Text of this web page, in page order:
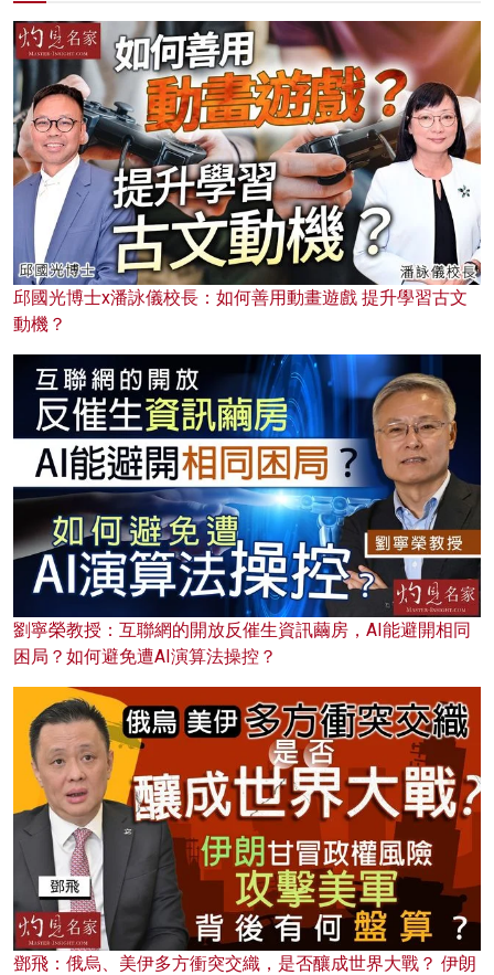
邱國光博士x潘詠儀校長：如何善用動畫遊戲 提升學習古文
動機？
劉寧榮教授：互聯網的開放反催生資訊繭房，AI能避開相同
困局？如何避免遭AI演算法操控？
鄧飛：俄烏、美伊多方衝突交織，是否釀成世界大戰？ 伊朗